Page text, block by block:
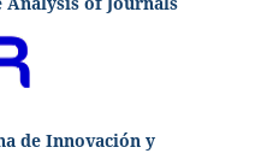
de Innovación y